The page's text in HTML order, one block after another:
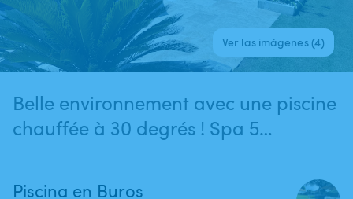
Ver las imágenes (4)
Belle environnement avec une piscine
chauffée à 30 degrés ! Spa 5
trampoline à disposition à 2 min de
Piscina en Buros